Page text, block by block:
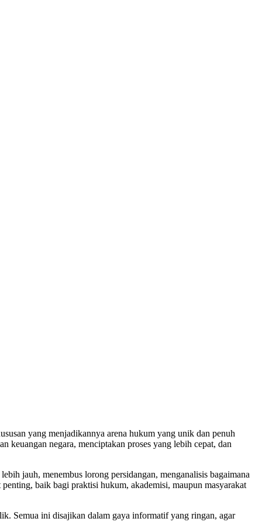
yang menjadikannya arena hukum yang unik dan penuh
keuangan negara, menciptakan proses yang lebih cepat, dan
jauh, menembus lorong persidangan, menganalisis bagaimana
baik bagi praktisi hukum, akademisi, maupun masyarakat
Semua ini disajikan dalam gaya informatif yang ringan, agar